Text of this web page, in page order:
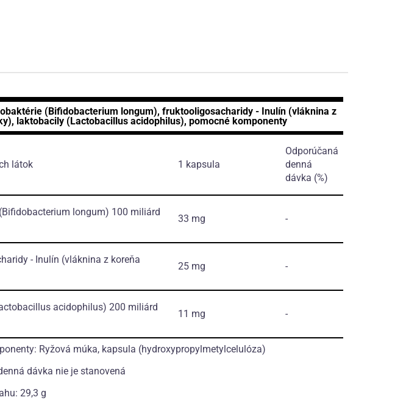
(Bifidobacterium longum), fruktooligosacharidy - Inulín (vláknina z
laktobacily (Lactobacillus acidophilus), pomocné komponenty
látok 1 kapsula
Odporúčaná
denná
dávka (%)
(Bifidobacterium longum) 100 miliárd
33 mg -
- Inulín (vláknina z koreňa
25 mg -
acidophilus) 200 miliárd
11 mg -
Ryžová múka, kapsula (hydroxypropylmetylcelulóza)
dávka nie je stanovená
29,3 g